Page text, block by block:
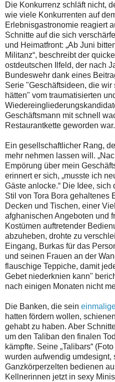
Die Konkurrenz schläft nicht,
wie viele Konkurrenten auf
Erlebnisgastronomie reagiert
Schnitte auf die sich
und Heimatfront: „Ab Juni
Militanz“, beschreibt der
ostdeutschen Ilfeld, der nach
Bundeswehr dank eines
Serie "Geschäftsideen, die
hätten" vom traumatisierten
Geschäftsmann mit schnell
Restaurantkette geworden war.
Ein gesellschaftlicher Rang,
mehr nehmen lassen will.
Empörung über mein
erinnert er sich, „musste ich
Gäste anlocke.“ Die Idee,
Stil von Tora Bora gehaltenes
Decken und Tischen, einer
afghanischen Angeboten und
Kostümen auftretender
abzuheben, drohte zu
Eingang, Burkas für das
und seinen Frauen an der
flauschige Teppiche, damit
Gebet niederknien kann"
nach einigen Monaten nicht
Die Banken, die sein
hatten fördern wollen,
gehabt zu haben. Aber
um den Taliban den finalen
kämpfte. Seine „Talibars“
wurden aufwendig umdesignt,
Ganzkörperzelten bedienen
Kellnerinnen jetzt in sexy